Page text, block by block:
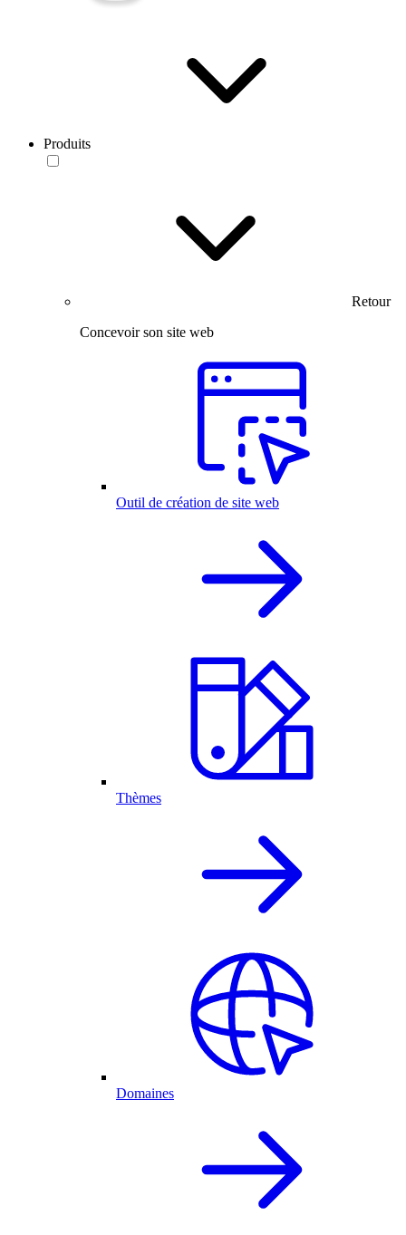
Produits
Retour
Concevoir son site web
Outil de création de site web
Thèmes
Domaines